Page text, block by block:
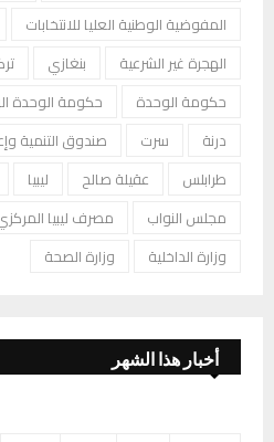
المفوضية الوطنية العليا للانتخابات
الهجرة غير الشرعية
بنغازي
حكومة الوحدة
حكومة الوحدة
درنة
سرت صندوق التنمية
طرابلس
عقيلة صالح ليبيا
مجلس النواب
مصرف ليبيا
وزارة الداخلية
وزارة الصحة
أخبار هذا الشهر